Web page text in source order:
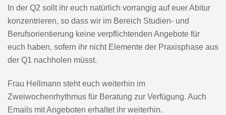
In der Q2 sollt ihr euch natürlich vorrangig auf euer Abitur
konzentrieren, so dass wir im Bereich Studien- und
Berufsorientierung keine verpflichtenden Angebote für
euch haben, sofern ihr nicht Elemente der Praxisphase aus
der Q1 nachholen müsst.
Frau Hellmann steht euch weiterhin im
Zweiwochenrhythmus für Beratung zur Verfügung. Auch
Emails mit Angeboten erhaltet ihr weiterhin.